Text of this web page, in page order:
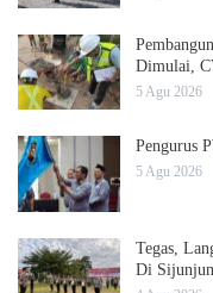
Dimulai,
5 Agu 2026
Pengurus
5 Agu 2026
Tegas,
Di